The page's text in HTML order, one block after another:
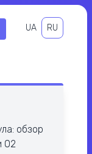
UA RU
обзор
02